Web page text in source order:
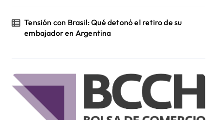
Tensión con Brasil: Qué detonó el retiro de su
embajador en Argentina